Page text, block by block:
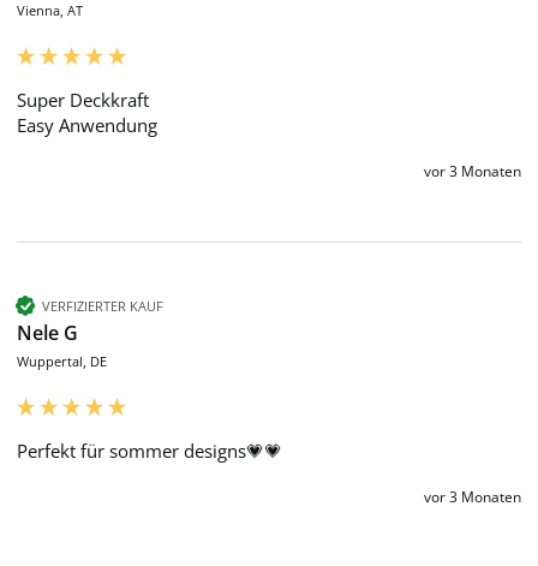
Vienna, AT
Super Deckkraft
Easy Anwendung
vor 3 Monaten
VERFIZIERTER KAUF
Nele G
Wuppertal, DE
Perfekt für sommer designs💗💗
vor 3 Monaten